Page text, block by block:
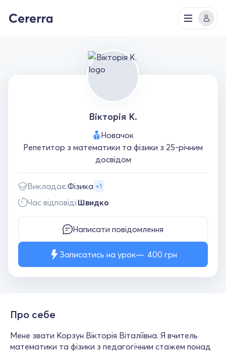
Вікторія К.
Новачок
Репетитор з математики та фізики з 25-річним
досвідом
Викладає:Фізика +1
Час відповіді:Швидко
Написати повідомлення
Записатись на урок 400 грн
Про себе
Мене звати Корзун Вікторія Віталіївна. Я вчитель
математики та фізики з педагогічним стажем понад